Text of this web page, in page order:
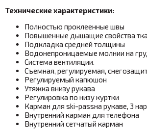
Технические характеристики:
Полностью проклеенные швы
Повышенные дышащие свойства
Подкладка средней толщины
Водонепроницаемые молнии на
Система вентиляции.
Съемная, регулируемая,
Регулируемый капюшон
Утяжка внизу рукава
Регулировка по низу куртки
Карман для ski-passна рукаве, 3
Внутренний карман для телефона
Внутренний сетчатый карман